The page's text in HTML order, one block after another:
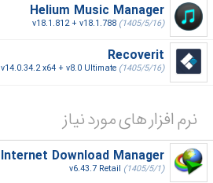
Helium Music Manager
v18.1.812 + v18.1.788 (1405/5/16)
Recoverit
v14.0.34.2 x64 + v8.0 Ultimate (1405/5/16)
نرم افزار های مورد نیاز
Internet Download Manager
v6.43.7 Retail (1405/5/1)